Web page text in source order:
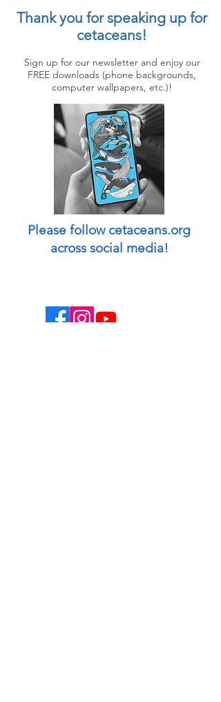
Thank you for speaking up for
cetaceans!
Sign up for our newsletter and enjoy our
FREE downloads (phone backgrounds,
computer wallpapers, etc.)!
Please follow cetaceans.org
across social media!